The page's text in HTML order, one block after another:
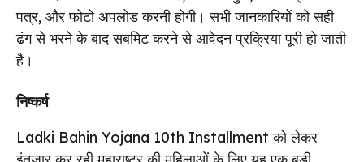
पत्र, और फोटो अपलोड करनी होगी। सभी जानकारियों को सही
ढंग से भरने के बाद सबमिट करने से आवेदन प्रक्रिया पूरी हो जाती
है।
निष्कर्ष
Ladki Bahin Yojana 10th Installment को लेकर